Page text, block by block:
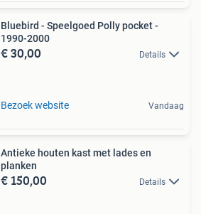
Bluebird - Speelgoed Polly pocket -
1990-2000
€ 30,00 Details
Bezoek website Vandaag
Antieke houten kast met lades en
planken
€ 150,00 Details